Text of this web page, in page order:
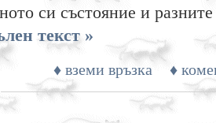
си състояние и
текст »
♦ вземи връзка ♦